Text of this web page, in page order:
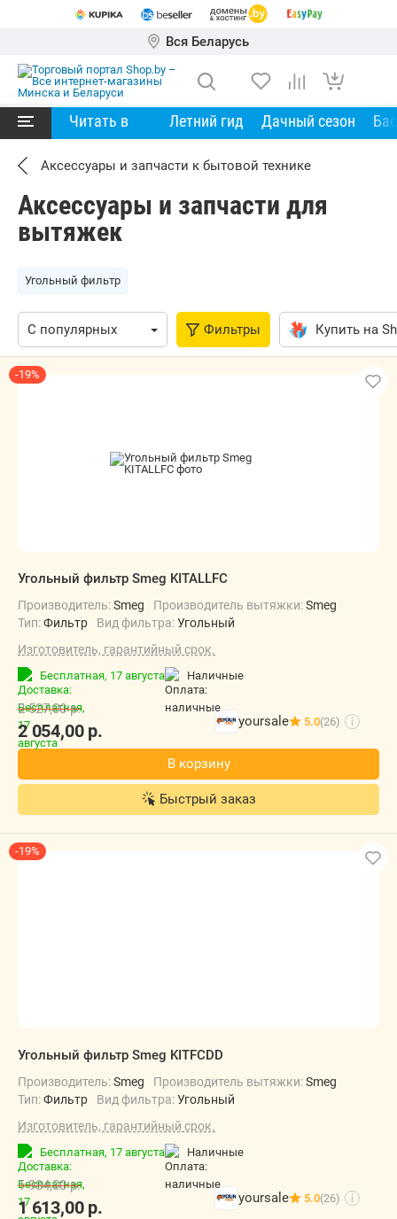
Вся Беларусь
Читать в Летний гид Дачный сезон
Аксессуары и запчасти к бытовой технике
Аксессуары и запчасти для
вытяжек
Угольный фильтр
Фильтры Купить на
-19%
Угольный фильтр Smeg KITALLFC
Производитель:Smeg Производитель вытяжки:Smeg
Тип:Фильтр Вид фильтра:Угольный
Изготовитель, гарантийный срок.
Бесплатная, 17 августа наличные
2 054,00р.
2 527,00р.
yoursale 5.0(26) i
В корзину
Быстрый заказ
-19%
Угольный фильтр Smeg KITFCDD
Производитель:Smeg Производитель вытяжки:Smeg
Тип:Фильтр Вид фильтра:Угольный
Изготовитель, гарантийный срок.
Бесплатная, 17 августа наличные
1 613,00р.
1 984,00р.
yoursale 5.0(26) i